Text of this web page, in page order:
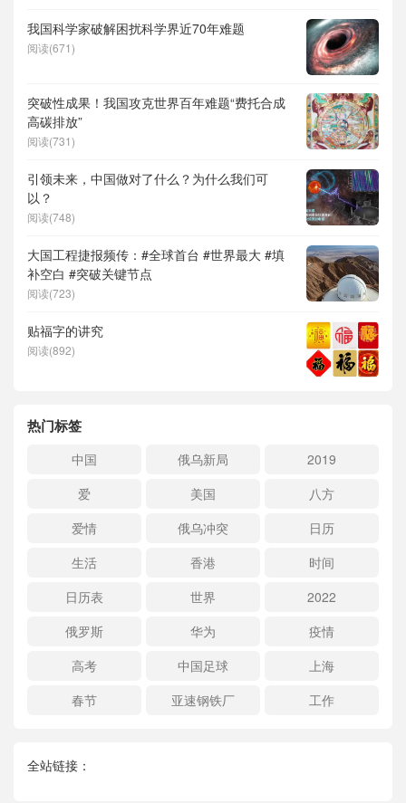
我国科学家破解困扰科学界近70年难题
阅读(671)
突破性成果！我国攻克世界百年难题“费托合成
高碳排放”
阅读(731)
引领未来，中国做对了什么？为什么我们可
以？
阅读(748)
大国工程捷报频传：#全球首台 #世界最大 #填
补空白 #突破关键节点
阅读(723)
贴福字的讲究
阅读(892)
热门标签
中国 俄乌新局
2019
爱
美国
八方
爱情
俄乌冲突
日历
生活
香港
时间
日历表
世界
2022
俄罗斯
华为
疫情
高考
中国足球
上海
春节
亚速钢铁厂 工作
全站链接：